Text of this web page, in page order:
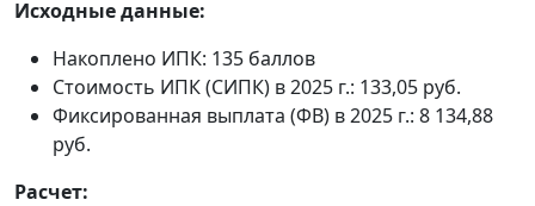
Исходные данные:
Накоплено ИПК: 135 баллов
Стоимость ИПК (СИПК) в 2025 г.: 133,05 руб.
Фиксированная выплата (ФВ) в 2025 г.: 8 134,88
руб.
Расчет: